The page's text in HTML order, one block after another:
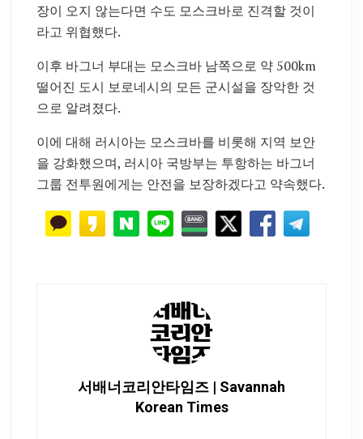
장이 오지 않는다면 수도 모스크바로 진격할 것이
라고 위협했다.
이후 바그너 부대는 모스크바 남쪽으로 약 500km
떨어진 도시 보로네시의 모든 군시설을 장악한 것
으로 알려졌다.
이에 대해 러시아는 모스크바를 비롯해 지역 보안
을 강화했으며, 러시아 국방부는 투항하는 바그너
그룹 전투원에게는 안전을 보장하겠다고 약속했다.
서배너코리안타임즈 | Savannah
Korean Times